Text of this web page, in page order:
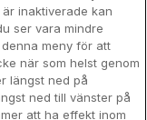
inaktiverade kan
ser vara mindre
meny för att
när som helst genom
längst ned på
ned till vänster på
att ha effekt inom